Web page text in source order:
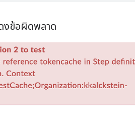
งข้อผิดพลาด